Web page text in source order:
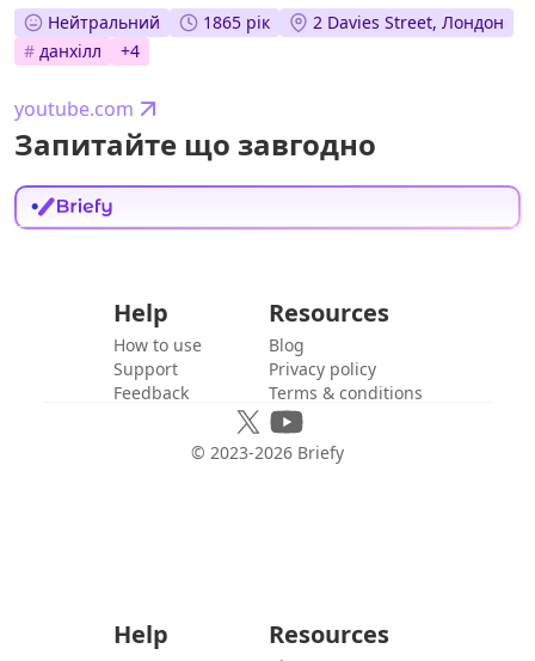
Нейтральний 1865 рік
2 Davies Street, Лондон
# данхілл +4
youtube.com
Запитайте що завгодно
Help
How to use
Support
Feedback
Resources
Blog
Privacy policy
Terms & conditions
© 2023-2026 Briefy
Help Resources